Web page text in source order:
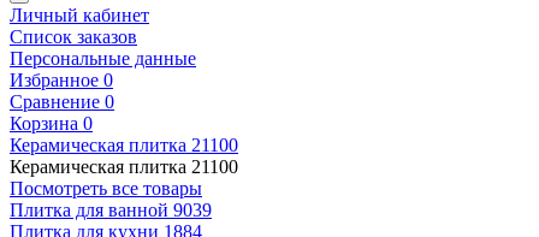
Личный кабинет
Список заказов
Персональные данные
Избранное 0
Сравнение 0
Корзина 0
Керамическая плитка 21100
Керамическая плитка 21100
Посмотреть все товары
Плитка для ванной 9039
Плитка для кухни 1884